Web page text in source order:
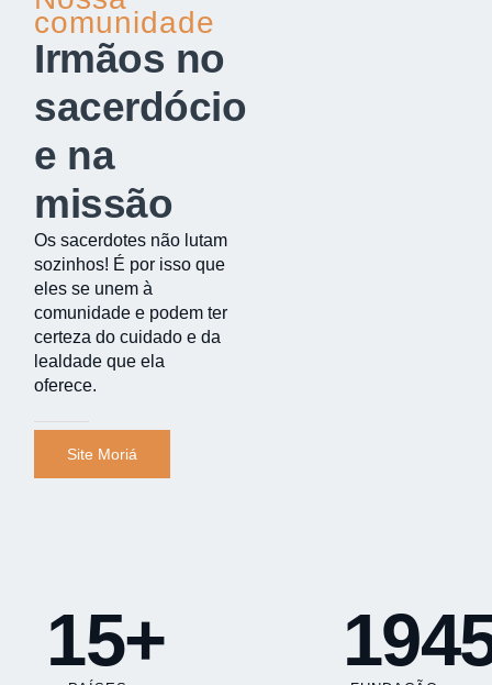
comunidade
Irmãos no
sacerdócio
e na
missão
Os sacerdotes não lutam
sozinhos! É por isso que
eles se unem à
comunidade e podem ter
certeza do cuidado e da
lealdade que ela
oferece.
Site Moriá
15+